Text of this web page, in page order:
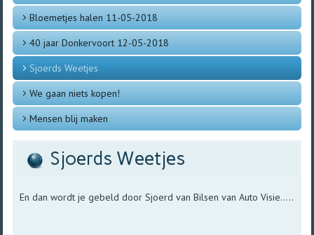
Bloemetjes halen 11-05-2018
40 jaar Donkervoort 12-05-2018
Sjoerds Weetjes
We gaan niets kopen!
Mensen blij maken
Sjoerds Weetjes
En dan wordt je gebeld door Sjoerd van Bilsen van Auto Visie.....